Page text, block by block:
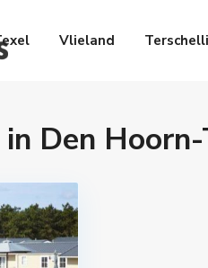
Vlieland
Den